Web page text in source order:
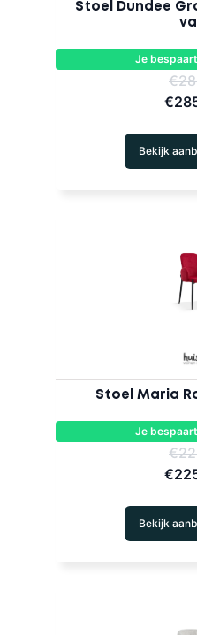
Stoel Dundee
Je
Bekijk
Stoel Maria
Je
Bekijk